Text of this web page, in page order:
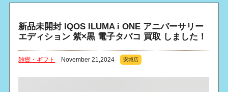
新品未開封 IQOS ILUMA i ONE アニバーサリー
エディション 紫×黒 電子タバコ 買取 しました！
雑貨・ギフト November 21,2024 安城店